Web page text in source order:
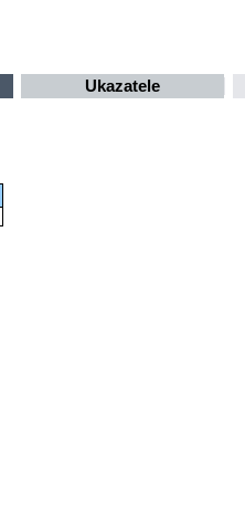
Ukazatele